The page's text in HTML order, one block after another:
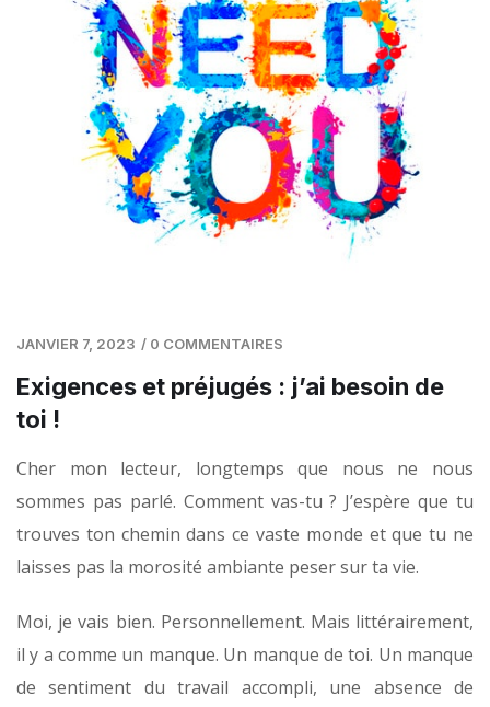
JANVIER 7, 2023 / 0 COMMENTAIRES
Exigences et préjugés : j’ai besoin de
toi !
Cher mon lecteur, longtemps que nous ne nous
sommes pas parlé. Comment vas-tu ? J’espère que tu
trouves ton chemin dans ce vaste monde et que tu ne
laisses pas la morosité ambiante peser sur ta vie.
Moi, je vais bien. Personnellement. Mais littérairement,
il y a comme un manque. Un manque de toi. Un manque
de sentiment du travail accompli, une absence de